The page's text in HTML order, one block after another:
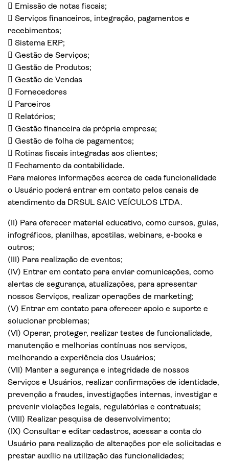
 Emissão de notas fiscais;
 Serviços financeiros, integração, pagamentos e
recebimentos;
 Sistema ERP;
 Gestão de Serviços;
 Gestão de Produtos;
 Gestão de Vendas
 Fornecedores
 Parceiros
 Relatórios;
 Gestão financeira da própria empresa;
 Gestão de folha de pagamentos;
 Rotinas fiscais integradas aos clientes;
 Fechamento da contabilidade.
Para maiores informações acerca de cada funcionalidade
o Usuário poderá entrar em contato pelos canais de
atendimento da DRSUL SAIC VEÍCULOS LTDA.
(II) Para oferecer material educativo, como cursos, guias,
infográficos, planilhas, apostilas, webinars, e-books e
outros;
(III) Para realização de eventos;
(IV) Entrar em contato para enviar comunicações, como
alertas de segurança, atualizações, para apresentar
nossos Serviços, realizar operações de marketing;
(V) Entrar em contato para oferecer apoio e suporte e
solucionar problemas;
(VI) Operar, proteger, realizar testes de funcionalidade,
manutenção e melhorias contínuas nos serviços,
melhorando a experiência dos Usuários;
(VII) Manter a segurança e integridade de nossos
Serviços e Usuários, realizar confirmações de identidade,
prevenção a fraudes, investigações internas, investigar e
prevenir violações legais, regulatórias e contratuais;
(VIII) Realizar pesquisa de desenvolvimento;
(IX) Consultar e editar cadastros, acessar a conta do
Usuário para realização de alterações por ele solicitadas e
prestar auxílio na utilização das funcionalidades;